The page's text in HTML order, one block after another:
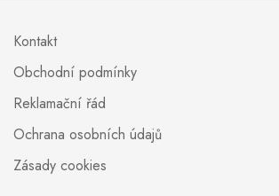
Kontakt
Obchodní podmínky
Reklamační řád
Ochrana osobních údajů
Zásady cookies